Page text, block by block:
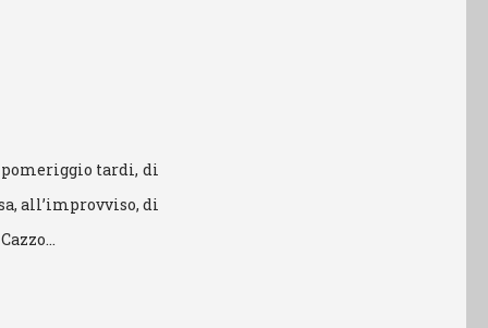
tardi, di
all’improvviso, di